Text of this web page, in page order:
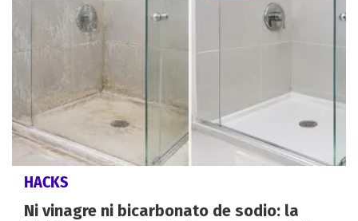
HACKS
Ni vinagre ni bicarbonato de sodio: la